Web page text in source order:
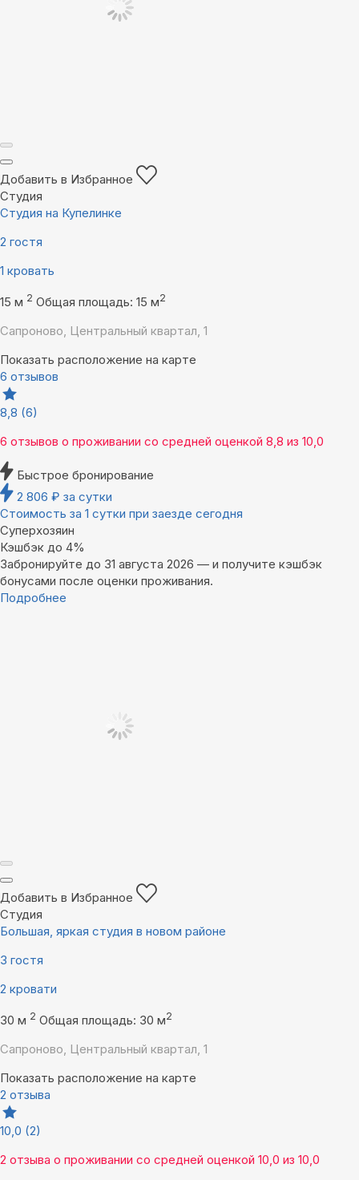
Добавить в Избранное
Студия
Студия на Купелинке
2 гостя
1 кровать
15 м 2 Общая площадь: 15 м2
Сапроново, Центральный квартал, 1
Показать расположение на карте
6 отзывов
8,8 (6)
6 отзывов о проживании со средней оценкой 8,8 из 10,0
Быстрое бронирование
2 806 ₽ за сутки
Стоимость за 1 сутки при заезде сегодня
Суперхозяин
Кэшбэк до 4%
Забронируйте до 31 августа 2026 — и получите кэшбэк
бонусами после оценки проживания.
Подробнее
Добавить в Избранное
Студия
Большая, яркая студия в новом районе
3 гостя
2 кровати
30 м 2 Общая площадь: 30 м2
Сапроново, Центральный квартал, 1
Показать расположение на карте
2 отзыва
10,0 (2)
2 отзыва о проживании со средней оценкой 10,0 из 10,0